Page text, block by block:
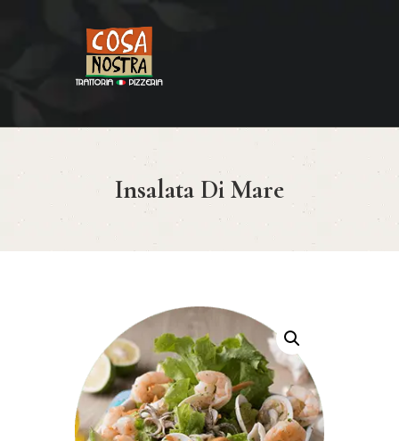
Insalata Di Mare
HOME
COSA NOSTRA
MENÚ
RESERVAR
CONTACTO